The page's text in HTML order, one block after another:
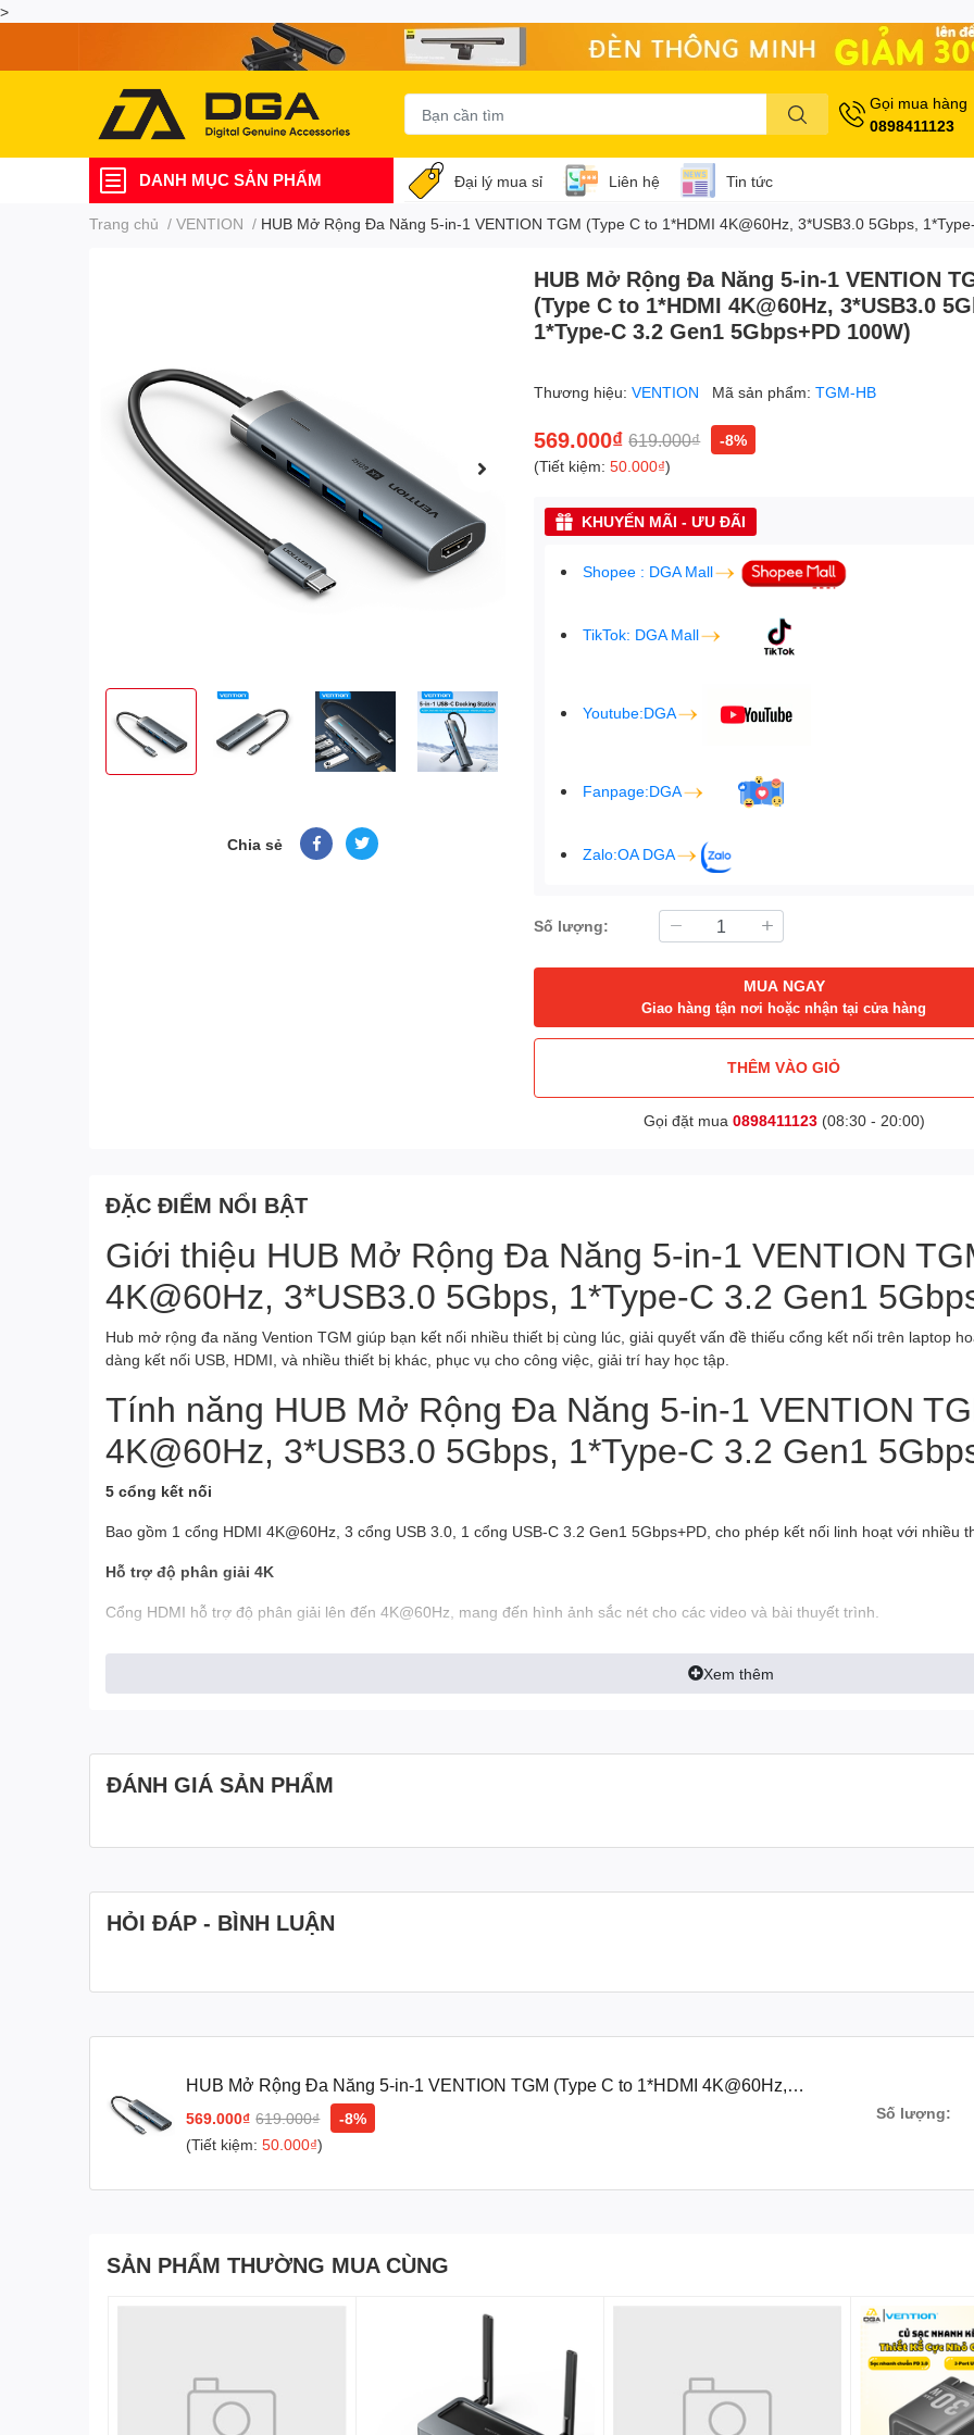
>
Gọi mua hàng
0898411123
DANH MỤC SẢN PHẨM Đại lý mua sỉ Liên hệ Tin tức
Trang chủ / VENTION / HUB Mở Rộng Đa Năng 5-in-1 VENTION TGM (Type C to 1*HDMI 4K@60Hz, 3*USB3.0 5Gbps,
Chia sẻ
HUB Mở Rộng Đa Năng 5-in-1 VENTION
(Type C to 1*HDMI 4K@60Hz, 3*USB3.0
1*Type-C 3.2 Gen1 5Gbps+PD 100W)
Thương hiệu:VENTION Mã sản phẩm:TGM-HB
569.000₫ 619.000₫
-8%
(Tiết kiệm:50.000₫)
KHUYẾN MÃI - ƯU ĐÃI
Shopee : DGA Mall
TikTok: DGA Mall
Youtube:DGA
Fanpage:DGA
Zalo:OA DGA
Số lượng:
MUA NGAY
Giao hàng tận nơi hoặc nhận tại cửa hàng
THÊM VÀO GIỎ
Gọi đặt mua 0898411123(08:30 - 20:00)
ĐẶC ĐIỂM NỔI BẬT
Giới thiệu HUB Mở Rộng Đa Năng 5-in-1 VENTION
4K@60Hz, 3*USB3.0 5Gbps, 1*Type-C 3.2 Gen1
Hub mở rộng đa năng Vention TGM giúp bạn kết nối nhiều thiết bị cùng lúc, giải quyết vấn đề thiếu cổng kết nối trên laptop
dàng kết nối USB, HDMI, và nhiều thiết bị khác, phục vụ cho công việc, giải trí hay học tập.
Tính năng HUB Mở Rộng Đa Năng 5-in-1 VENTION
4K@60Hz, 3*USB3.0 5Gbps, 1*Type-C 3.2 Gen1
5 cổng kết nối
Bao gồm 1 cổng HDMI 4K@60Hz, 3 cổng USB 3.0, 1 cổng USB-C 3.2 Gen1 5Gbps+PD, cho phép kết nối linh hoạt với nhiều
Hỗ trợ độ phân giải 4K
Cổng HDMI hỗ trợ độ phân giải lên đến 4K@60Hz, mang đến hình ảnh sắc nét cho các video và bài thuyết trình.
Tốc độ truyền dữ liệu nhanh
Cổng USB-A 3.0 và Type-C 3.2 Gen1 cho tốc độ truyền dữ liệu lên đến 5Gbps, giúp bạn sao chép và chuyển file nhanh chóng.
Dễ dàng mang theo bên mình, phù hợp cho những chuyến công tác hay học tập.
Hình Ảnh HUB Mở Rộng Đa Năng 5-in-1 VENTION
4K@60Hz, 3*USB3.0 5Gbps, 1*Type-C 3.2 Gen1
Xem thêm
ĐÁNH GIÁ SẢN PHẨM
HỎI ĐÁP - BÌNH LUẬN
HUB Mở Rộng Đa Năng 5-in-1 VENTION TGM (Type C to 1*HDMI 4K@60Hz,
3*USB3.0 5Gbps, 1*Type-C 3.2 Gen1 5Gbps+PD 100W)
569.000₫ 619.000₫
-8%
(Tiết kiệm:50.000₫)
Số lượng:
SẢN PHẨM THƯỜNG MUA CÙNG